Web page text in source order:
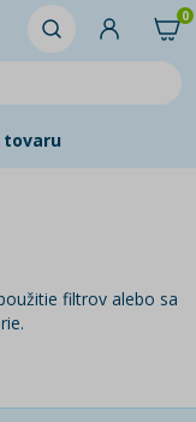
0
tovaru
filtrov alebo sa